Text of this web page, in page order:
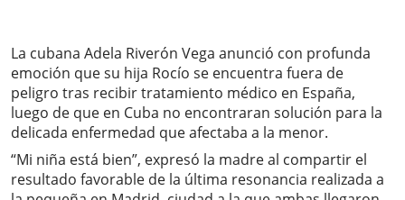
La cubana Adela Riverón Vega anunció con profunda
emoción que su hija Rocío se encuentra fuera de
peligro tras recibir tratamiento médico en España,
luego de que en Cuba no encontraran solución para la
delicada enfermedad que afectaba a la menor.
“Mi niña está bien”, expresó la madre al compartir el
resultado favorable de la última resonancia realizada a